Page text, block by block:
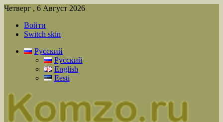
Четверг , 6 Август 2026
Войти
Switch skin
Русский
Русский
English
Eesti